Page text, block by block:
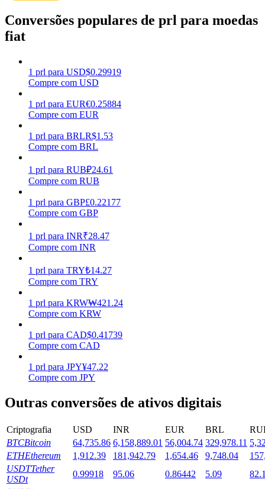
Porquinho poderoso
Estacamento
Altos retornos e acesso instantâneo
Launchpool
Staking flexível para ganhar tokens populares.
Conversões populares de prl para moedas
fiat
1 prl para USD$0.29919
Compre com USD
1 prl para EUR€0.25884
Compre com EUR
1 prl para BRLR$1.53
Compre com BRL
1 prl para RUB₽24.61
Compre com RUB
1 prl para GBP£0.22177
Compre com GBP
1 prl para INR₹28.47
Compre com INR
1 prl para TRY₺14.27
Compre com TRY
1 prl para KRW₩421.24
Compre com KRW
1 prl para CAD$0.41739
Compre com CAD
1 prl para JPY¥47.22
Compre com JPY
Outras conversões de ativos digitais
Criptografia USD INR EUR BRL
BTCBitcoin 64,735.86 6,158,889.01 56,004.74 329,978.11
ETHEthereum 1,912.39 181,942.79 1,654.46 9,748.04
USDTTether
USDt
0.99918 95.06 0.86442 5.09